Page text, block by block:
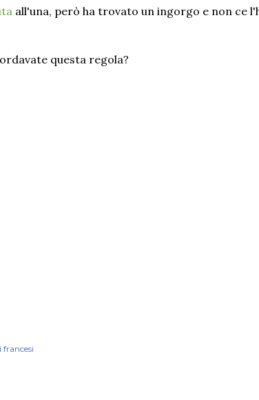
all'una, però ha trovato un ingorgo e non ce
questa regola?
francesi